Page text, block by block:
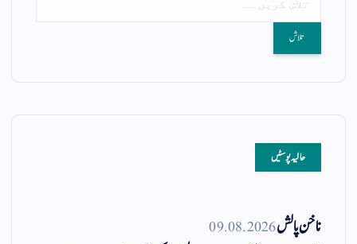
حالیہ پوسٹیں
ناخن پالش09.08.2026